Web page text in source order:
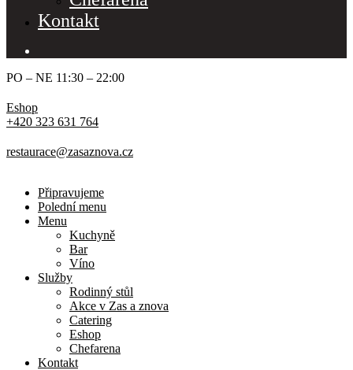
Kontakt
PO – NE 11:30 – 22:00
Eshop
+420 323 631 764
restaurace@zasaznova.cz
Připravujeme
Polední menu
Menu
Kuchyně
Bar
Víno
Služby
Rodinný stůl
Akce v Zas a znova
Catering
Eshop
Chefarena
Kontakt